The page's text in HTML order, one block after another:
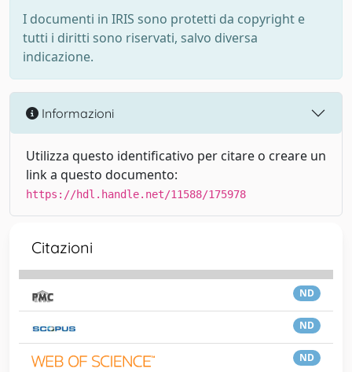
I documenti in IRIS sono protetti da copyright e
tutti i diritti sono riservati, salvo diversa
indicazione.
Informazioni
Utilizza questo identificativo per citare o creare un
link a questo documento:
https://hdl.handle.net/11588/175978
Citazioni
ND
ND
ND